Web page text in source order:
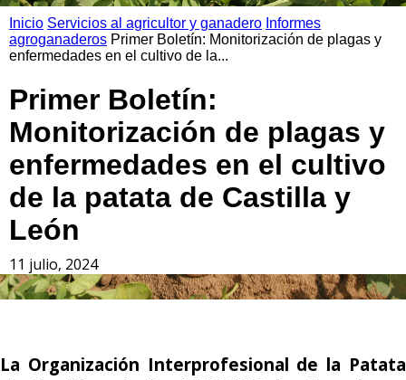
Inicio Servicios al agricultor y ganadero Informes
agroganaderos Primer Boletín: Monitorización de plagas y
enfermedades en el cultivo de la...
Primer Boletín:
Monitorización de plagas y
enfermedades en el cultivo
de la patata de Castilla y
León
11 julio, 2024
La Organización Interprofesional de la Patata